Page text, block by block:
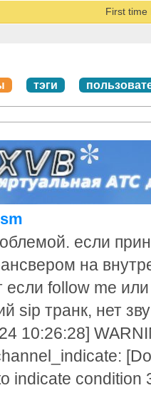
First time
тэги
если
на
если follow me
sip транк, нет
10:26:28]
indicate condition